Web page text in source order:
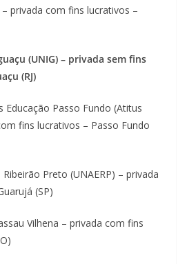
– privada com fins lucrativos –
(UNIG) – privada sem fins
(RJ)
Passo Fundo (Atitus
fins lucrativos – Passo Fundo
Preto (UNAERP) – privada
(SP)
Vilhena – privada com fins